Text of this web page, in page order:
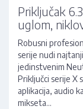
Priključak
uglom,
Robusni
serije nudi
jedinstvenim
Priključci serije X
aplikacija, audio
mikseta...